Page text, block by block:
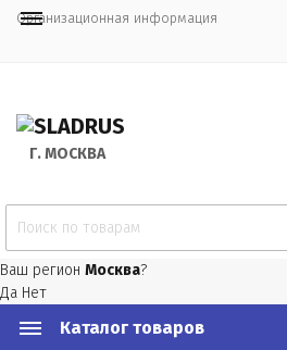
Организационная информация
Г. МОСКВА
Ваш регион Москва?
Да Нет
Каталог товаров